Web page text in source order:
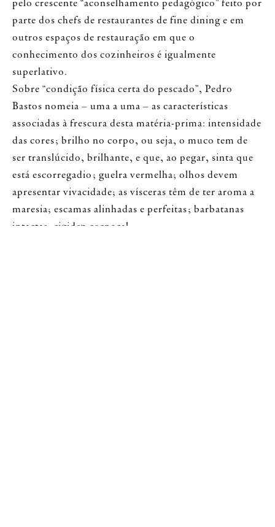
pelo crescente “aconselhamento pedagógico” feito por
parte dos chefs de restaurantes de fine dining e em
outros espaços de restauração em que o
conhecimento dos cozinheiros é igualmente
superlativo.
Sobre “condição física certa do pescado”, Pedro
Bastos nomeia – uma a uma – as características
associadas à frescura desta matéria-prima: intensidade
das cores; brilho no corpo, ou seja, o muco tem de
ser translúcido, brilhante, e que, ao pegar, sinta que
está escorregadio; guelra vermelha; olhos devem
apresentar vivacidade; as vísceras têm de ter aroma a
maresia; escamas alinhadas e perfeitas; barbatanas
intactas, rigidez corporal.